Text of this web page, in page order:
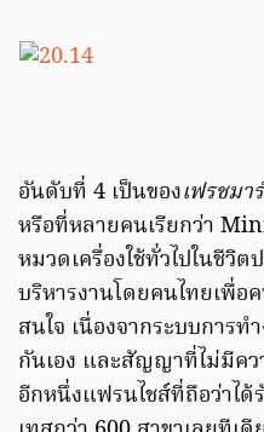
อันดับที่ 4 เป็นของเฟรชมา
หรือที่หลายคนเรียกว่า
หมวดเครื่องใช้ทั่วไปในชีวิ
บริหารงานโดยคนไทยเพื่อ
สนใจ เนื่องจากระบบการ
กันเอง และสัญญาที่ไม่มีคว
อีกหนึ่งแฟรนไชส์ที่ถือว่าไ